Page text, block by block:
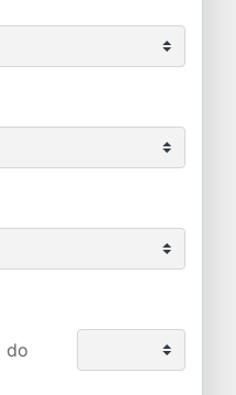
do